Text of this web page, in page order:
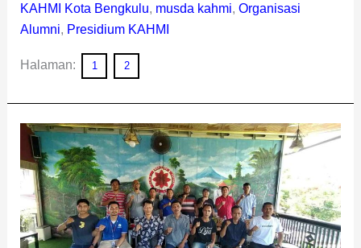
KAHMI Kota Bengkulu, musda kahmi, Organisasi
Alumni, Presidium KAHMI
Halaman: 1 2
Safran
Terpilih
Pimpin
Forum
Wartawan
KAHMI